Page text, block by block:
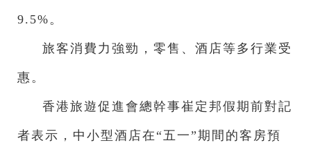
9.5%。
旅客消費力強勁，零售、酒店等多行業受
惠。
香港旅遊促進會總幹事崔定邦假期前對記
者表示，中小型酒店在“五一”期間的客房預